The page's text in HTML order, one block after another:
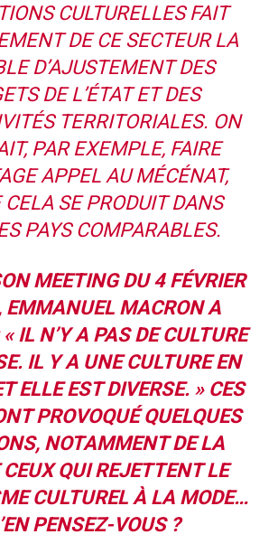
CULTURELLES FAIT
DE CE SECTEUR LA
D’AJUSTEMENT DES
DE L’ÉTAT ET DES
TERRITORIALES. ON
PAR EXEMPLE, FAIRE
APPEL AU MÉCÉNAT,
SE PRODUIT DANS
PAYS COMPARABLES.
MEETING DU 4 FÉVRIER
EMMANUEL MACRON A
IL N’Y A PAS DE CULTURE
IL Y A UNE CULTURE EN
ELLE EST DIVERSE. »CES
PROVOQUÉ QUELQUES
NOTAMMENT DE LA
CEUX QUI REJETTENT LE
CULTUREL À LA MODE…
PENSEZ-VOUS ?